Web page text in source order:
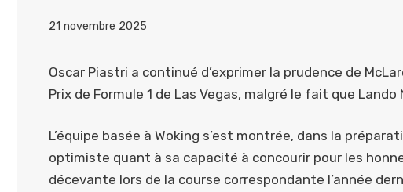
21 novembre 2025
Oscar Piastri a continué d’exprimer la prudence de
Prix de Formule 1 de Las Vegas, malgré le fait que
L’équipe basée à Woking s’est montrée, dans la
optimiste quant à sa capacité à concourir pour les
décevante lors de la course correspondante l’année